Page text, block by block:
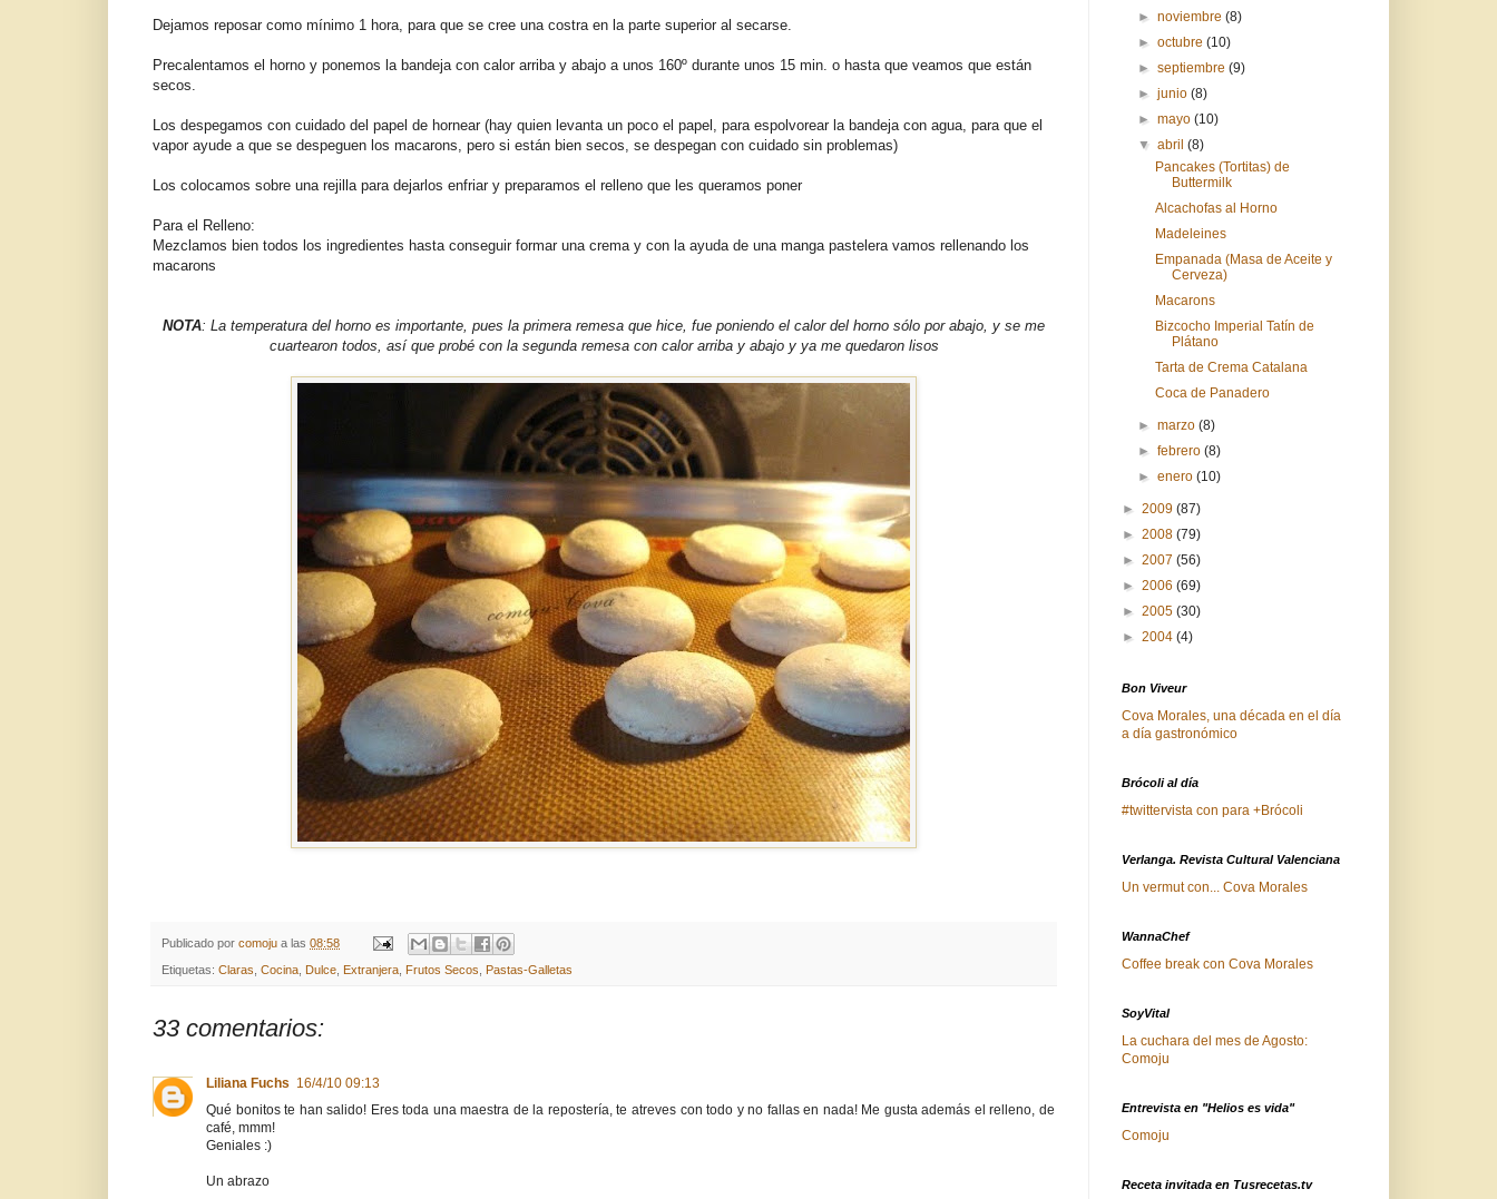
Dejamos reposar como mínimo 1 hora, para que se cree una costra en la parte superior al secarse.
Precalentamos el horno y ponemos la bandeja con calor arriba y abajo a unos 160º durante unos 15 min. o hasta que veamos que están
secos.
Los despegamos con cuidado del papel de hornear (hay quien levanta un poco el papel, para espolvorear la bandeja con agua, para que el
vapor ayude a que se despeguen los macarons, pero si están bien secos, se despegan con cuidado sin problemas)
Los colocamos sobre una rejilla para dejarlos enfriar y preparamos el relleno que les queramos poner
Para el Relleno:
Mezclamos bien todos los ingredientes hasta conseguir formar una crema y con la ayuda de una manga pastelera vamos rellenando los
macarons
NOTA: La temperatura del horno es importante, pues la primera remesa que hice, fue poniendo el calor del horno sólo por abajo, y se me
cuartearon todos, así que probé con la segunda remesa con calor arriba y abajo y ya me quedaron lisos
Publicado por comoju a las 08:58
Etiquetas: Claras Cocina Dulce Extranjera Frutos Secos Pastas-Galletas
33 comentarios:
Liliana Fuchs 16/4/10 09:13
Qué bonitos te han salido! Eres toda una maestra de la repostería, te atreves con todo y no fallas en nada! Me gusta además el relleno, de
café, mmm!
Geniales :)
Un abrazo
►noviembre(8)
►octubre(10)
►septiembre(9)
►junio(8)
►mayo(10)
▼abril(8)
Pancakes (Tortitas) de
Buttermilk
Alcachofas al Horno
Madeleines
Empanada (Masa de Aceite y
Cerveza)
Macarons
Bizcocho Imperial Tatín de
Plátano
Tarta de Crema Catalana
Coca de Panadero
►marzo(8)
►febrero(8)
►enero(10)
► 2009 (87)
► 2008 (79)
► 2007 (56)
► 2006 (69)
► 2005 (30)
► 2004 (4)
Bon Viveur
Cova Morales, una década en el día
a día gastronómico
Brócoli al día
#twittervista con para +Brócoli
Verlanga. Revista Cultural Valenciana
Un vermut con... Cova Morales
WannaChef
Coffee break con Cova Morales
SoyVital
La cuchara del mes de Agosto:
Comoju
Entrevista en "Helios es vida"
Comoju
Receta invitada en Tusrecetas.tv